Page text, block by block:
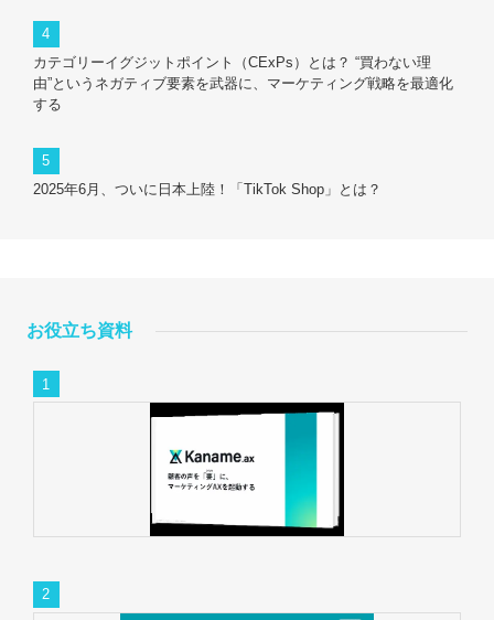
カテゴリーイグジットポイント（CExPs）とは？ “買わない理
由”というネガティブ要素を武器に、マーケティング戦略を最適化
する
2025年6月、ついに日本上陸！「TikTok Shop」とは？
お役立ち資料